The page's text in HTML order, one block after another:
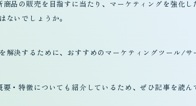
品の販売を目指すに当たり、マーケティングを強化し
ないでしょうか。
解決するために、おすすめのマーケティングツール/サ
・特徴についても紹介しているため、ぜひ記事を読